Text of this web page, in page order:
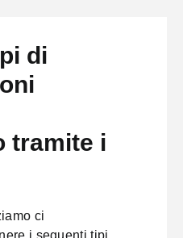
di
tramite i
ci
i seguenti tipi